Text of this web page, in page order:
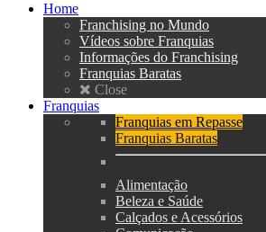
Home
Franchising no Mundo
Vídeos sobre Franquias
Informações do Franchising
Franquias Baratas
Close
Franquias
Franquias em Repasse
Franquias Baratas
Alimentação
Beleza e Saúde
Calçados e Acessórios